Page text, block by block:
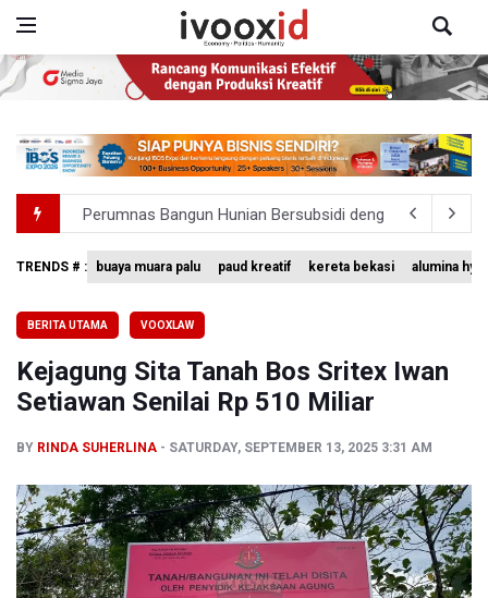
Perumnas Bangun Hunian Bersubsidi dengan Konsep
Bank Indonesia Sebut Cadangan Devisa Akhir Juli
Pendakian Gunung Gede Pangrango Ditutup karena
Menkomdigi Sebut Kehadiran AI Factory Perkuat Posisi
TRENDS # : buaya muara palu paud kreatif kereta bekasi alumina
BERITA UTAMA VOOXLAW
Kejagung Sita Tanah Bos Sritex Iwan
Setiawan Senilai Rp 510 Miliar
BY RINDA SUHERLINA SATURDAY, SEPTEMBER 13, 2025 3:31 AM